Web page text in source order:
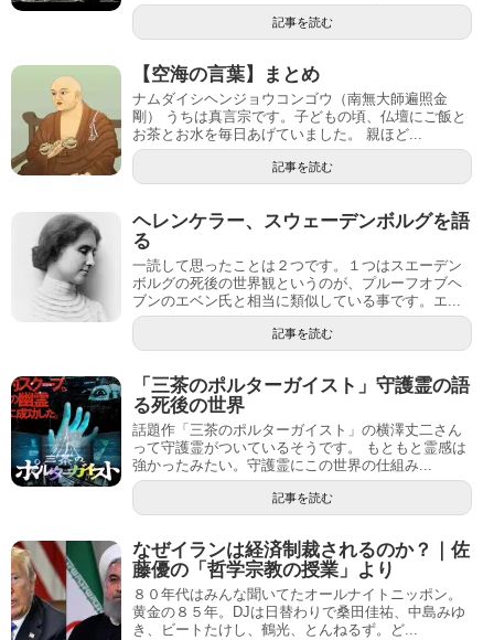
記事を読む
【空海の言葉】まとめ
ナムダイシヘンジョウコンゴウ（南無大師遍照金
剛） うちは真言宗です。子どもの頃、仏壇にご飯と
お茶とお水を毎日あげていました。 親ほど...
記事を読む
ヘレンケラー、スウェーデンボルグを語
る
一読して思ったことは２つです。１つはスエーデン
ボルグの死後の世界観というのが、プルーフオブヘ
ブンのエベン氏と相当に類似している事です。エ...
記事を読む
「三茶のポルターガイスト」守護霊の語
る死後の世界
話題作「三茶のポルターガイスト」の横澤丈二さん
って守護霊がついているそうです。 もともと霊感は
強かったみたい。守護霊にこの世界の仕組み...
記事を読む
なぜイランは経済制裁されるのか？｜佐
藤優の「哲学宗教の授業」より
８０年代はみんな聞いてたオールナイトニッポン。
黄金の８５年。DJは日替わりで桑田佳祐、中島みゆ
き、ビートたけし、鶴光、とんねるず。ど...